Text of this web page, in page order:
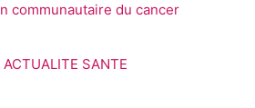
ACTUALITE SANTE